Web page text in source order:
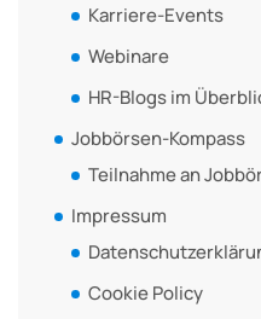
Karriere-Events
Webinare
HR-Blogs im
Jobbörsen-Kompass
Teilnahme an
Impressum
Cookie Policy